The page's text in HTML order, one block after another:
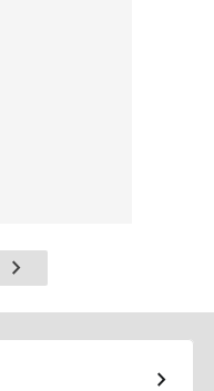
Pagina
successiva